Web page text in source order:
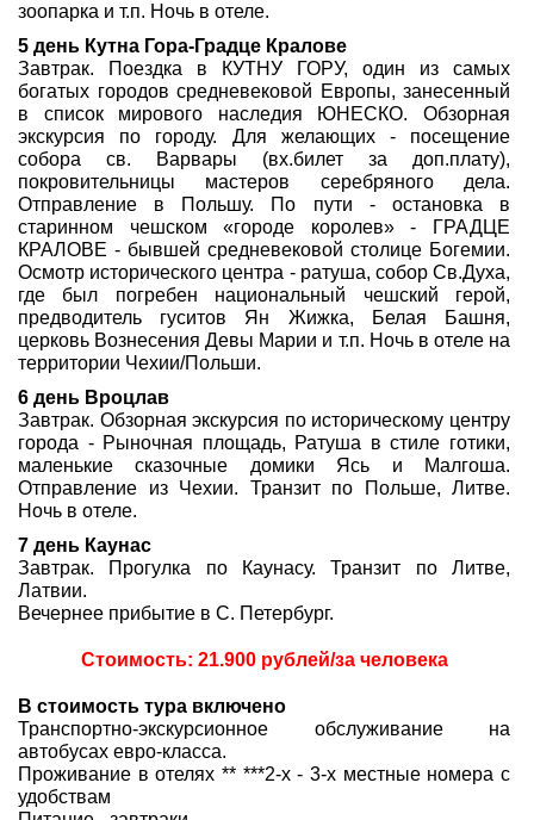
зоопарка и т.п. Ночь в отеле.
5 день Кутна Гора-Градце Кралове
Завтрак. Поездка в КУТНУ ГОРУ, один из самых
богатых городов средневековой Европы, занесенный
в список мирового наследия ЮНЕСКО. Обзорная
экскурсия по городу. Для желающих - посещение
собора св. Варвары (вх.билет за доп.плату),
покровительницы мастеров серебряного дела.
Отправление в Польшу. По пути - остановка в
старинном чешском «городе королев» - ГРАДЦЕ
КРАЛОВЕ - бывшей средневековой столице Богемии.
Осмотр исторического центра - ратуша, собор Св.Духа,
где был погребен национальный чешский герой,
предводитель гуситов Ян Жижка, Белая Башня,
церковь Вознесения Девы Марии и т.п. Ночь в отеле на
территории Чехии/Польши.
6 день Вроцлав
Завтрак. Обзорная экскурсия по историческому центру
города - Рыночная площадь, Ратуша в стиле готики,
маленькие сказочные домики Ясь и Малгоша.
Отправление из Чехии. Транзит по Польше, Литве.
Ночь в отеле.
7 день Каунас
Завтрак. Прогулка по Каунасу. Транзит по Литве,
Латвии.
Вечернее прибытие в С. Петербург.
Стоимость: 21.900 рублей/за человека
В стоимость тура включено
Транспортно-экскурсионное обслуживание на
автобусах евро-класса.
Проживание в отелях ** ***2-х - 3-х местные номера с
удобствам